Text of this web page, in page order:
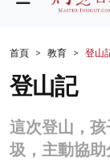
財經
生活
商業
首頁 教育 登山
登山記
這次登山，
圾，主動協